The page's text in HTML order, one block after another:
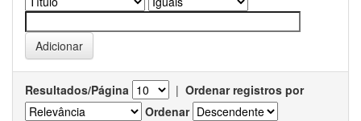
Resultados/Página | Ordenar registros por
Ordenar